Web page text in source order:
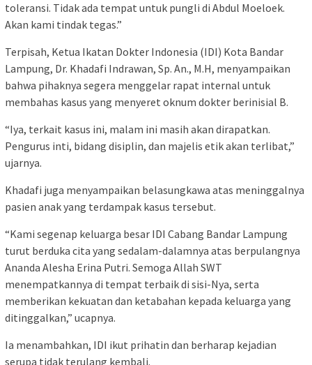
toleransi. Tidak ada tempat untuk pungli di Abdul Moeloek.
Akan kami tindak tegas.”
Terpisah, Ketua Ikatan Dokter Indonesia (IDI) Kota Bandar
Lampung, Dr. Khadafi Indrawan, Sp. An., M.H, menyampaikan
bahwa pihaknya segera menggelar rapat internal untuk
membahas kasus yang menyeret oknum dokter berinisial B.
“Iya, terkait kasus ini, malam ini masih akan dirapatkan.
Pengurus inti, bidang disiplin, dan majelis etik akan terlibat,”
ujarnya.
Khadafi juga menyampaikan belasungkawa atas meninggalnya
pasien anak yang terdampak kasus tersebut.
“Kami segenap keluarga besar IDI Cabang Bandar Lampung
turut berduka cita yang sedalam-dalamnya atas berpulangnya
Ananda Alesha Erina Putri. Semoga Allah SWT
menempatkannya di tempat terbaik di sisi-Nya, serta
memberikan kekuatan dan ketabahan kepada keluarga yang
ditinggalkan,” ucapnya.
Ia menambahkan, IDI ikut prihatin dan berharap kejadian
serupa tidak terulang kembali.